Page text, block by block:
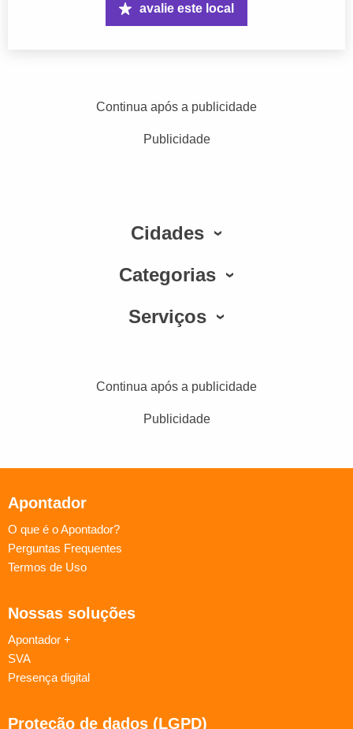
avalie este local
Continua após a publicidade
Publicidade
Cidades
Categorias
Serviços
Continua após a publicidade
Publicidade
Apontador
O que é o Apontador?
Perguntas Frequentes
Termos de Uso
Nossas soluções
Apontador +
SVA
Presença digital
Proteção de dados (LGPD)